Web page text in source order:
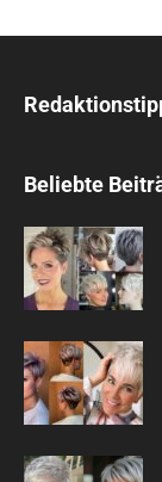
Beliebte